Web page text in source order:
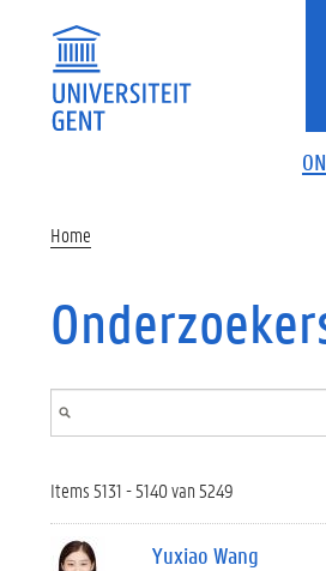
Home
Items 5131 - 5140 van 5249
Yuxiao Wang